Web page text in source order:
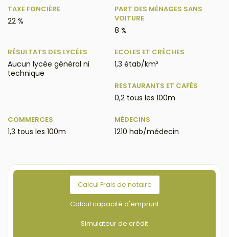
TAXE FONCIÈRE
22 %
PART DES MÉNAGES SANS
VOITURE
8 %
RÉSULTATS DES LYCÉES
Aucun lycée général ni
technique
ECOLES ET CRÈCHES
1,3 étab/km²
RESTAURANTS ET CAFÉS
0,2 tous les 100m
COMMERCES
1,3 tous les 100m
MÉDECINS
1210 hab/médecin
Calcul Frais de notaire
Calcul capacité d'emprunt
Simulateur de crédit